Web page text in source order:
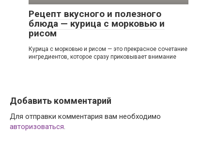
Рецепт вкусного и полезного
блюда — курица с морковью и
рисом
Курица с морковью и рисом — это прекрасное сочетание
ингредиентов, которое сразу приковывает внимание
Добавить комментарий
Для отправки комментария вам необходимо
авторизоваться.